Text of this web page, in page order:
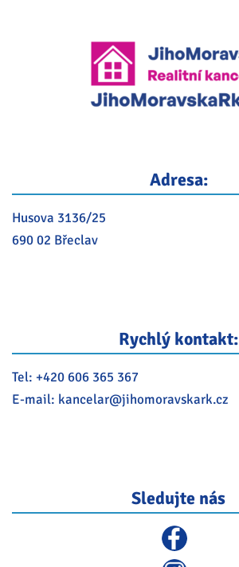
Adresa:
Husova 3136/25
690 02 Břeclav
Rychlý kontakt:
Tel: +420 606 365 367
E-mail: kancelar@jihomoravskark.cz
Sledujte nás